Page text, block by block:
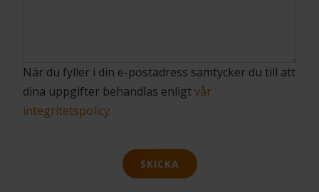
När du fyller i din e-postadress samtycker du till att
dina uppgifter behandlas enligtvår
integritetspolicy.
SKICKA